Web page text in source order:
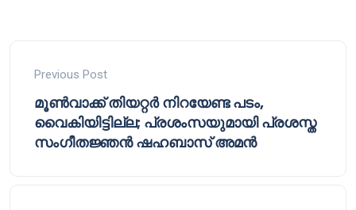
Previous Post
മൂൺവാക്ക് തിയറ്റർ നിറയേണ്ട പടം,
വൈകിയിട്ടില്ല; പ്രശംസയുമായി പ്രശസ്ത
സംഗീതജ്ഞൻ ഷഹബാസ് അമൻ